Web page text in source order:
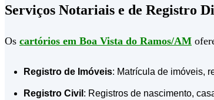
Serviços Notariais e de Registro
Os cartórios em Boa Vista do Ramos/AM
Registro de Imóveis: Matrícula de imóveis,
Registro Civil : Registros de nascimento,